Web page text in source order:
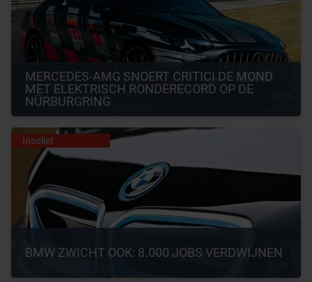
MERCEDES-AMG SNOERT CRITICI DE MOND
MET ELEKTRISCH RONDERECORD OP DE
NÜRBURGRING
Insoliet
BMW ZWICHT OOK: 8.000 JOBS VERDWIJNEN